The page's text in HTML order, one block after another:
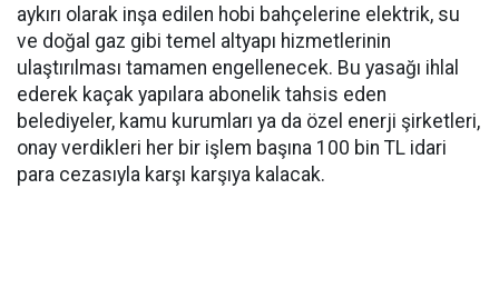
aykırı olarak inşa edilen hobi bahçelerine elektrik, su
ve doğal gaz gibi temel altyapı hizmetlerinin
ulaştırılması tamamen engellenecek. Bu yasağı ihlal
ederek kaçak yapılara abonelik tahsis eden
belediyeler, kamu kurumları ya da özel enerji şirketleri,
onay verdikleri her bir işlem başına 100 bin TL idari
para cezasıyla karşı karşıya kalacak.